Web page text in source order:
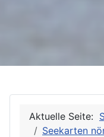
Aktuelle Seite:
Seekarten